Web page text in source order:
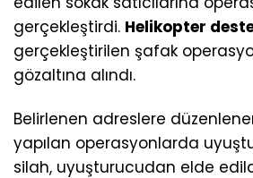
gerçekleştirdi. Helikopter
gerçekleştirilen şafak
gözaltına alındı.
Belirlenen adreslere
yapılan operasyonlarda
silah, uyuşturucudan elde